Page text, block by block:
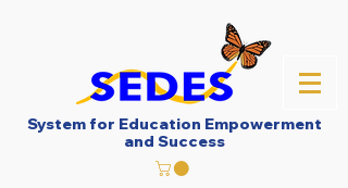
System for Education Empowerment
and Success